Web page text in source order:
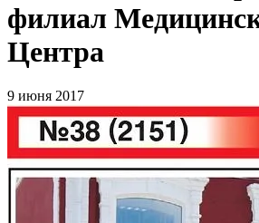
филиал
Центра
9 июня 2017